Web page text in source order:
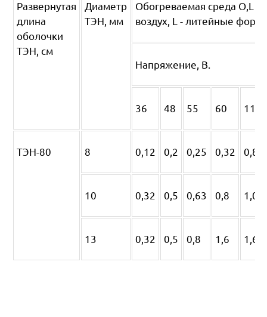
Развернутая
длина
оболочки
ТЭН, см
Диаметр
ТЭН, мм
Обогреваемая среда O,L
воздух, L - литейные
Напряжение, В.
36 48 55 60 110
ТЭН-80 8 0,12 0,2 0,25 0,32 0,8
10 0,32 0,5 0,63 0,8 1,0
13 0,32 0,5 0,8 1,6 1,6